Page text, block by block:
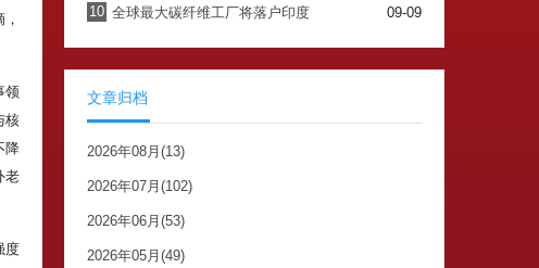
领
核
降
老
度
10 09-09
全球最大碳纤维工厂将落户印度
文章归档
2026年08月(13)
2026年07月(102)
2026年06月(53)
2026年05月(49)